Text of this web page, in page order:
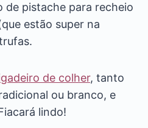
de pistache para recheio
estão super na
de colher, tanto
ou branco, e
lindo!